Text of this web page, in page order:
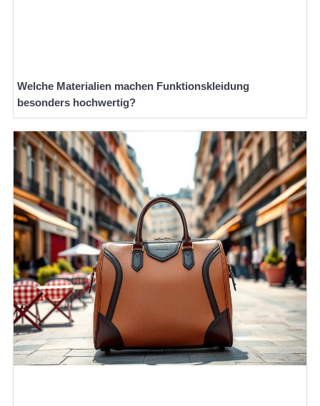
Welche Materialien machen Funktionskleidung
besonders hochwertig?